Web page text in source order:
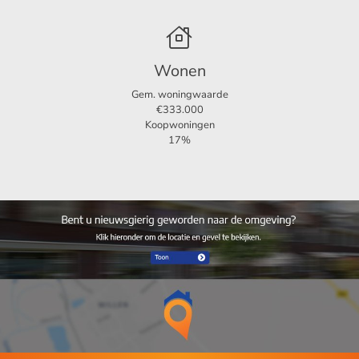
Wonen
Gem. woningwaarde
€333.000
Koopwoningen
17%